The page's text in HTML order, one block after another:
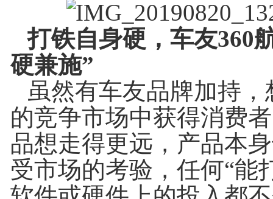
打铁自身硬，车友360
硬兼施”
虽然有车友品牌加持
的竞争市场中获得消费
品想走得更远，产品本
受市场的考验，任何“能